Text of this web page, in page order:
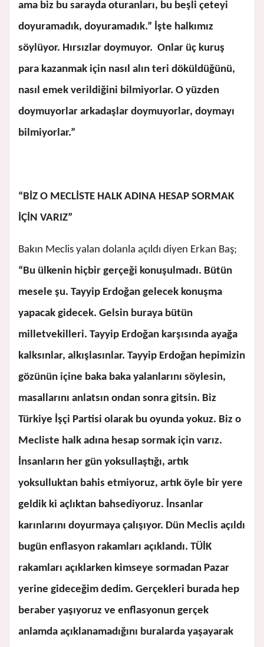
ama biz bu sarayda oturanları, bu beşli çeteyi
doyuramadık, doyuramadık.” İşte halkımız
söylüyor. Hırsızlar doymuyor. Onlar üç kuruş
para kazanmak için nasıl alın teri döküldüğünü,
nasıl emek verildiğini bilmiyorlar. O yüzden
doymuyorlar arkadaşlar doymuyorlar, doymayı
bilmiyorlar.”
“BİZ O MECLİSTE HALK ADINA HESAP SORMAK
İÇİN VARIZ”
Bakın Meclis yalan dolanla açıldı diyen Erkan Baş;
“Bu ülkenin hiçbir gerçeği konuşulmadı. Bütün
mesele şu. Tayyip Erdoğan gelecek konuşma
yapacak gidecek. Gelsin buraya bütün
milletvekilleri. Tayyip Erdoğan karşısında ayağa
kalksınlar, alkışlasınlar. Tayyip Erdoğan hepimizin
gözünün içine baka baka yalanlarını söylesin,
masallarını anlatsın ondan sonra gitsin. Biz
Türkiye İşçi Partisi olarak bu oyunda yokuz. Biz o
Mecliste halk adına hesap sormak için varız.
İnsanların her gün yoksullaştığı, artık
yoksulluktan bahis etmiyoruz, artık öyle bir yere
geldik ki açlıktan bahsediyoruz. İnsanlar
karınlarını doyurmaya çalışıyor. Dün Meclis açıldı
bugün enflasyon rakamları açıklandı. TÜİK
rakamları açıklarken kimseye sormadan Pazar
yerine gideceğim dedim. Gerçekleri burada hep
beraber yaşıyoruz ve enflasyonun gerçek
anlamda açıklanamadığını buralarda yaşayarak